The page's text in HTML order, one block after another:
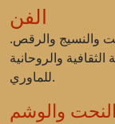
الفن
والنسيج والرقص.
والروحانية
للماوري.
النحت والوشم